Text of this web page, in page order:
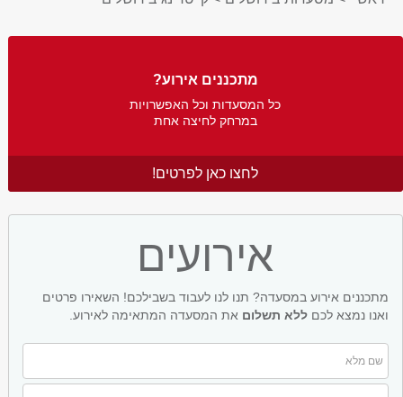
מתכננים אירוע?
כל המסעדות וכל האפשרויות
במרחק לחיצה אחת
לחצו כאן לפרטים!
אירועים
מתכננים אירוע במסעדה? תנו לנו לעבוד בשבילכם! השאירו פרטים
ואנו נמצא לכם ללא תשלום את המסעדה המתאימה לאירוע.